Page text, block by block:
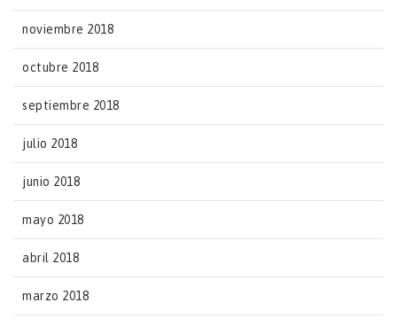
noviembre 2018
octubre 2018
septiembre 2018
julio 2018
junio 2018
mayo 2018
abril 2018
marzo 2018